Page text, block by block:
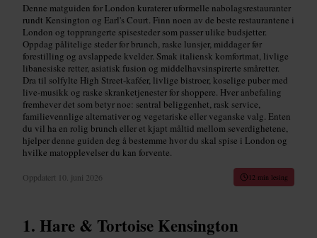
Denne matguiden for London kuraterer uformelle nabolagsrestauranter
rundt Kensington og Earl's Court. Finn noen av de beste restaurantene i
London og topprangerte spisesteder som passer ulike budsjetter.
Oppdag pålitelige steder for brunch, raske lunsjer, middager før
forestilling og avslappede kvelder. Smak italiensk komfortmat, livlige
libanesiske retter, asiatisk fusion og middelhavsinspirerte småretter.
Dra til solfylte High Street-kaféer, livlige bistroer, koselige puber med
live-musikk og raske skranketjenester for shoppere. Hver anbefaling
fremhever det som betyr noe: sentral beliggenhet, rask service,
familievennlige alternativer og vegetariske eller veganske valg. Enten
du vil ha en rolig brunch eller et kjapt måltid mellom severdighetene,
hjelper denne guiden deg å bestemme hvor du skal spise i London og
hvilke matopplevelser du kan forvente.
Oppdatert 10. juni 2026 12 min lesing
Hare & Tortoise Kensington